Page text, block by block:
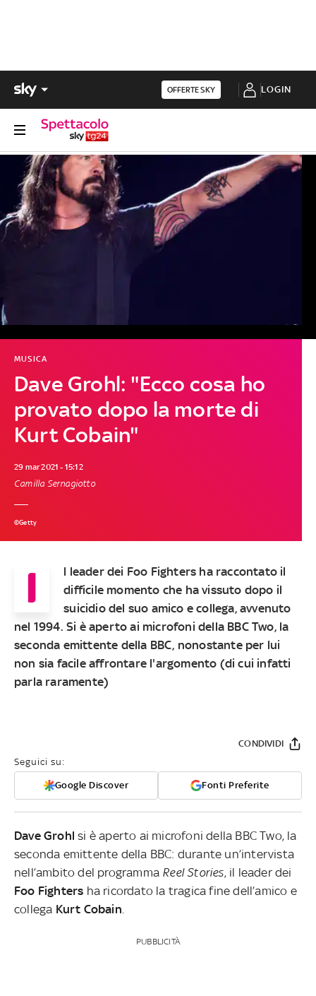
OFFERTE SKY LOGIN
Dave Grohl: "Ecco cosa ho
provato dopo la morte di
Kurt Cobain"
MUSICA
29 mar 2021 - 15:12
Camilla Sernagiotto
©Getty
I
l leader dei Foo Fighters ha raccontato il
difficile momento che ha vissuto dopo il
suicidio del suo amico e collega, avvenuto
nel 1994. Si è aperto ai microfoni della BBC Two, la
seconda emittente della BBC, nonostante per lui
non sia facile affrontare l'argomento (di cui infatti
parla raramente)
Seguici su:
Google Discover Fonti Preferite
CONDIVIDI
Dave Grohlsi è aperto ai microfoni della BBC Two, la
seconda emittente della BBC: durante un’intervista
nell’ambito del programma Reel Stories, il leader dei
Foo Fighters ha ricordato la tragica fine dell’amico e
collega Kurt Cobain
PUBBLICITÀ